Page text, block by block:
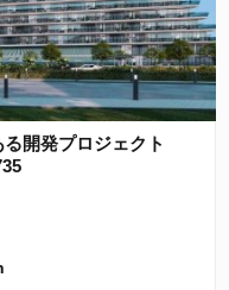
開発プロジェクト